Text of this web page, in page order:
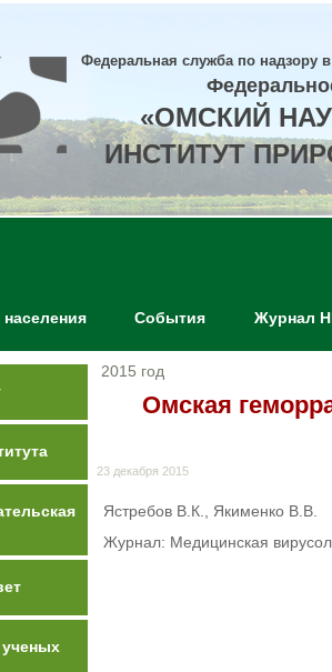
Федеральная служба по надзору
«ОМСКИЙ
ИНСТИТУТ
События Журнал
2015 год
Омская
23 декабря 2015
Ястребов В.К., Якименко В.В.
Журнал: Медицинская